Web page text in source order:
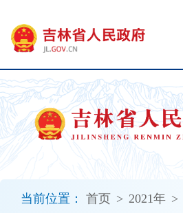
当前位置： 首页 > 2021年 >
开
无
障
碍
说
明